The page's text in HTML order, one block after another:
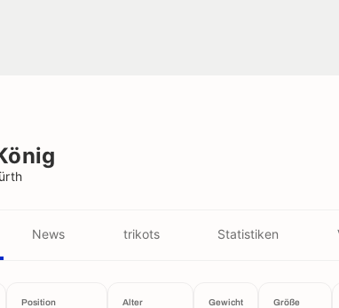
News trikots Statistiken
Position Alter Gewicht Größe